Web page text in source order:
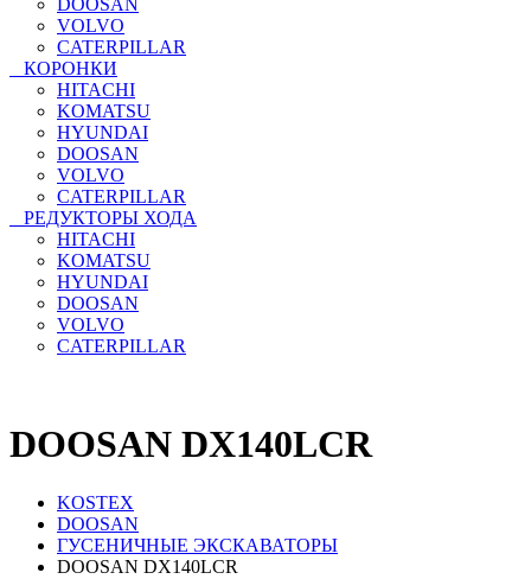
VOLVO
CATERPILLAR
КОРОНКИ
HITACHI
KOMATSU
HYUNDAI
DOOSAN
VOLVO
CATERPILLAR
РЕДУКТОРЫ ХОДА
HITACHI
KOMATSU
HYUNDAI
DOOSAN
VOLVO
CATERPILLAR
DOOSAN DX140LCR
KOSTEX
DOOSAN
ГУСЕНИЧНЫЕ ЭКСКАВАТОРЫ
DOOSAN DX140LCR